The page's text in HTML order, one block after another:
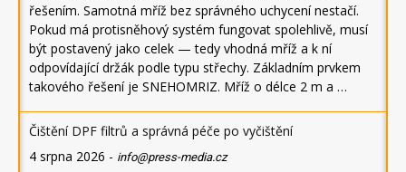
řešením. Samotná mříž bez správného uchycení nestačí.
Pokud má protisněhový systém fungovat spolehlivě, musí
být postavený jako celek — tedy vhodná mříž a k ní
odpovídající držák podle typu střechy. Základním prvkem
takového řešení je SNEHOMRIZ. Mříž o délce 2 m a …
Čištění DPF filtrů a správná péče po vyčištění
4 srpna 2026 - info@press-media.cz